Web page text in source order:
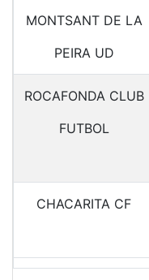
MONTSANT DE LA
PEIRA UD
ROCAFONDA CLUB
FUTBOL
CHACARITA CF